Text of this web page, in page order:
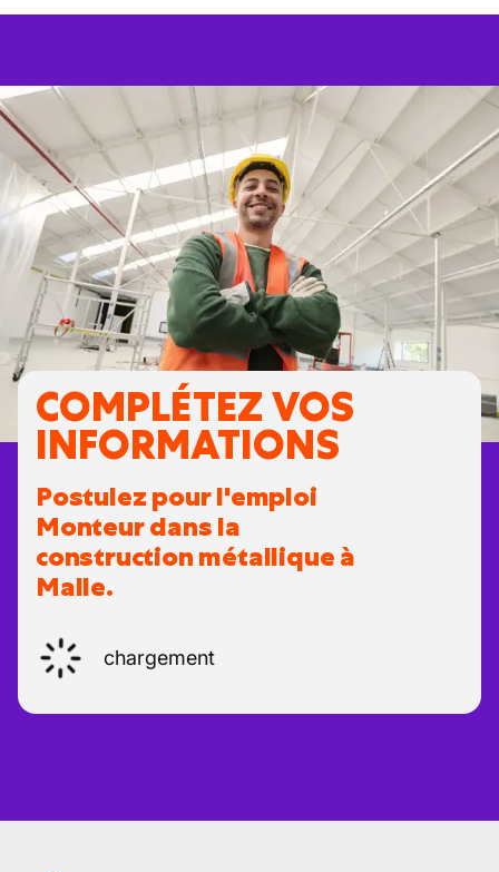
COMPLÉTEZ VOS
INFORMATIONS
Postulez pour l'emploi
Monteur dans la
construction métallique à
Malle.
chargement